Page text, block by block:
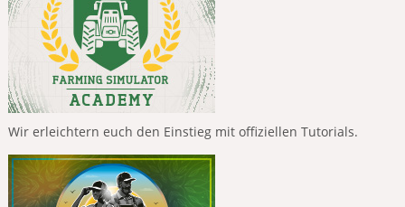
Wir erleichtern euch den Einstieg mit offiziellen Tutorials.